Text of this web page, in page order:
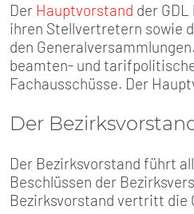
Der Hauptvorstand der
ihren Stellvertretern sowie
den
beamten- und
Fachausschüsse. Der
Der
Der Bezirksvorstand führt
Beschlüssen der
Bezirksvorstand vertritt die